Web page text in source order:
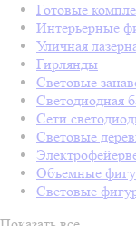
Готовые
Интерьерные
Уличная
Гирлянды
Световые
Светодиодная
Сети
Световые
Объемные
Световые